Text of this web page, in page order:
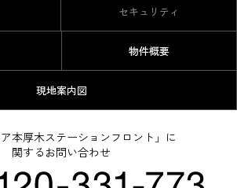
セキュリティ
物件概要
現地案内図
ア本厚木ステーションフロント」に
関するお問い合わせ